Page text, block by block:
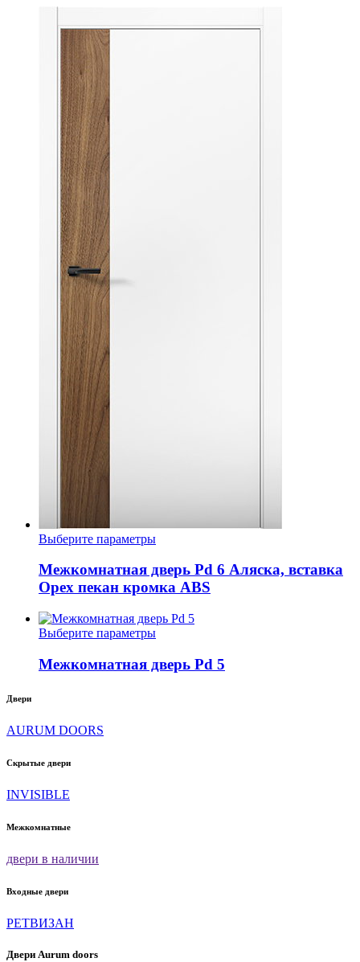
выбрать
Выберите параметрыЭтот
имеет
несколько
вариаций.
можно
выбрать
странице
Межкомнатная дверь Pd 6 Аляска, вставка
Орех пекан кромка ABS
Выберите параметрыЭтот
имеет
несколько
Межкомнатная дверь Pd 5
Двери
AURUM DOORS
Скрытые двери
INVISIBLE
Межкомнатные
двери в наличии
Входные двери
РЕТВИЗАН
Двери Aurum doors